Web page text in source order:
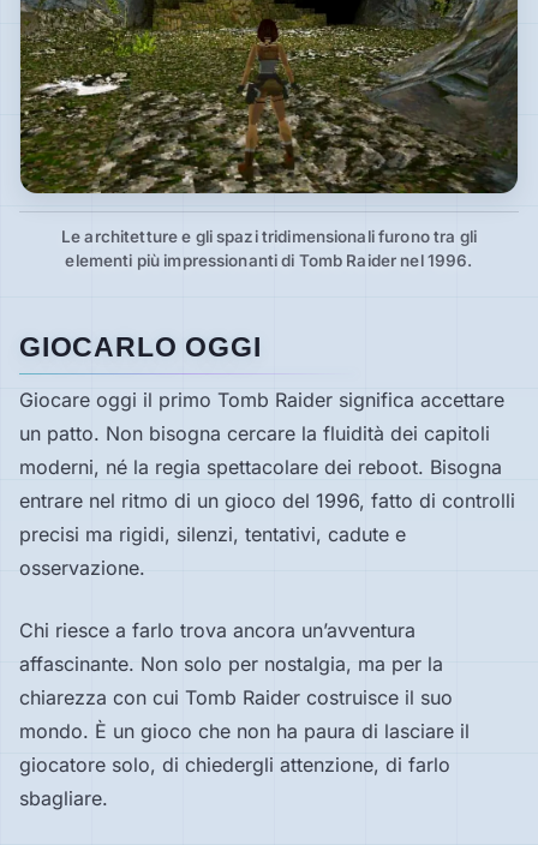
Le architetture e gli spazi tridimensionali furono tra gli
elementi più impressionanti di Tomb Raider nel 1996.
GIOCARLO OGGI
Giocare oggi il primo Tomb Raider significa accettare
un patto. Non bisogna cercare la fluidità dei capitoli
moderni, né la regia spettacolare dei reboot. Bisogna
entrare nel ritmo di un gioco del 1996, fatto di controlli
precisi ma rigidi, silenzi, tentativi, cadute e
osservazione.
Chi riesce a farlo trova ancora un’avventura
affascinante. Non solo per nostalgia, ma per la
chiarezza con cui Tomb Raider costruisce il suo
mondo. È un gioco che non ha paura di lasciare il
giocatore solo, di chiedergli attenzione, di farlo
sbagliare.